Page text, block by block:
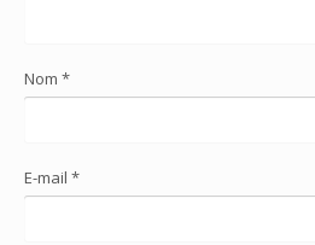
Nom *
E-mail *